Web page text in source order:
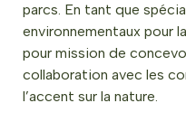
parcs. En tant que
environnementaux pour
pour mission de
collaboration avec les
l’accent sur la nature.